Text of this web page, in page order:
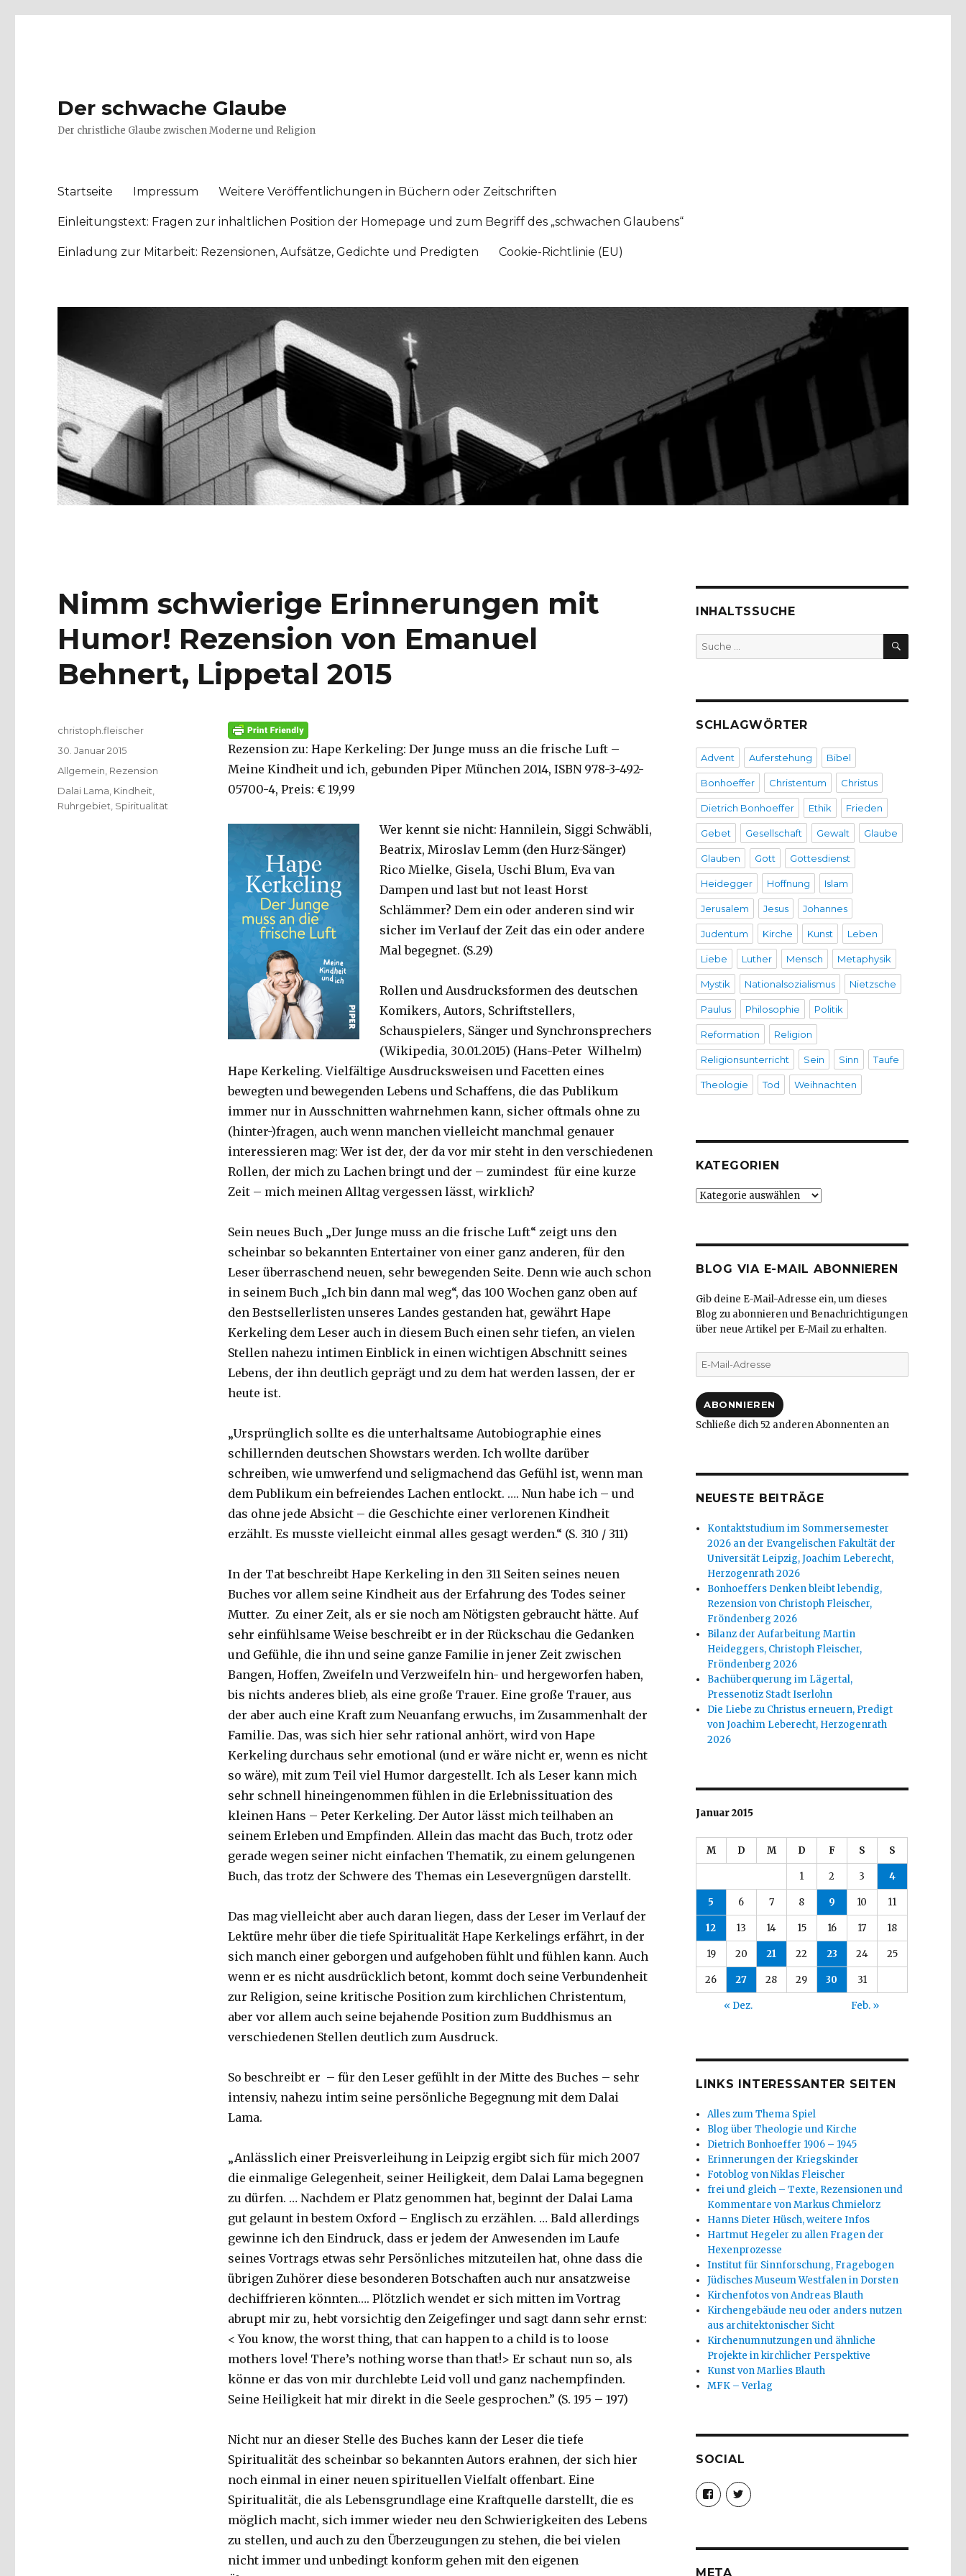
Der schwache Glaube
Der christliche Glaube zwischen Moderne und Religion
Startseite Impressum Weitere Veröffentlichungen in Büchern oder Zeitschriften
Einleitungstext: Fragen zur inhaltlichen Position der Homepage und zum Begriff des „schwachen Glaubens“
Einladung zur Mitarbeit: Rezensionen, Aufsätze, Gedichte und Predigten Cookie-Richtlinie (EU)
Nimm schwierige Erinnerungen mit
Humor! Rezension von Emanuel
Behnert, Lippetal 2015
Rezension zu: Hape Kerkeling: Der Junge muss an die frische Luft –
Meine Kindheit und ich, gebunden Piper München 2014, ISBN 978-3-492-
05700-4, Preis: € 19,99
Wer kennt sie nicht: Hannilein, Siggi Schwäbli,
Beatrix, Miroslav Lemm (den Hurz-Sänger)
Rico Mielke, Gisela, Uschi Blum, Eva van
Dampen und last but not least Horst
Schlämmer? Dem ein oder anderen sind wir
sicher im Verlauf der Zeit das ein oder andere
Mal begegnet. (S.29)
Rollen und Ausdrucksformen des deutschen
Komikers, Autors, Schriftstellers,
Schauspielers, Sänger und Synchronsprechers
(Wikipedia, 30.01.2015) (Hans-Peter Wilhelm)
Hape Kerkeling. Vielfältige Ausdrucksweisen und Facetten eines
bewegten und bewegenden Lebens und Schaffens, die das Publikum
immer nur in Ausschnitten wahrnehmen kann, sicher oftmals ohne zu
(hinter-)fragen, auch wenn manchen vielleicht manchmal genauer
interessieren mag: Wer ist der, der da vor mir steht in den verschiedenen
Rollen, der mich zu Lachen bringt und der – zumindest für eine kurze
Zeit – mich meinen Alltag vergessen lässt, wirklich?
Sein neues Buch „Der Junge muss an die frische Luft“ zeigt uns den
scheinbar so bekannten Entertainer von einer ganz anderen, für den
Leser überraschend neuen, sehr bewegenden Seite. Denn wie auch schon
in seinem Buch „Ich bin dann mal weg“, das 100 Wochen ganz oben auf
den Bestsellerlisten unseres Landes gestanden hat, gewährt Hape
Kerkeling dem Leser auch in diesem Buch einen sehr tiefen, an vielen
Stellen nahezu intimen Einblick in einen wichtigen Abschnitt seines
Lebens, der ihn deutlich geprägt und zu dem hat werden lassen, der er
heute ist.
„Ursprünglich sollte es die unterhaltsame Autobiographie eines
schillernden deutschen Showstars werden. Ich wollte darüber
schreiben, wie umwerfend und seligmachend das Gefühl ist, wenn man
dem Publikum ein befreiendes Lachen entlockt. …. Nun habe ich – und
das ohne jede Absicht – die Geschichte einer verlorenen Kindheit
erzählt. Es musste vielleicht einmal alles gesagt werden.“ (S. 310 / 311)
In der Tat beschreibt Hape Kerkeling in den 311 Seiten seines neuen
Buches vor allem seine Kindheit aus der Erfahrung des Todes seiner
Mutter. Zu einer Zeit, als er sie noch am Nötigsten gebraucht hätte. Auf
sehr einfühlsame Weise beschreibt er in der Rückschau die Gedanken
und Gefühle, die ihn und seine ganze Familie in jener Zeit zwischen
Bangen, Hoffen, Zweifeln und Verzweifeln hin- und hergeworfen haben,
bis nichts anderes blieb, als eine große Trauer. Eine große Trauer, aus
der aber auch eine Kraft zum Neuanfang erwuchs, im Zusammenhalt der
Familie. Das, was sich hier sehr rational anhört, wird von Hape
Kerkeling durchaus sehr emotional (und er wäre nicht er, wenn es nicht
so wäre), mit zum Teil viel Humor dargestellt. Ich als Leser kann mich
sehr schnell hineingenommen fühlen in die Erlebnissituation des
kleinen Hans – Peter Kerkeling. Der Autor lässt mich teilhaben an
seinem Erleben und Empfinden. Allein das macht das Buch, trotz oder
gerade wegen seiner nicht einfachen Thematik, zu einem gelungenen
Buch, das trotz der Schwere des Themas ein Lesevergnügen darstellt.
Das mag vielleicht aber auch daran liegen, dass der Leser im Verlauf der
Lektüre mehr über die tiefe Spiritualität Hape Kerkelings erfährt, in der
sich manch einer geborgen und aufgehoben fühlt und fühlen kann. Auch
wenn er es nicht ausdrücklich betont, kommt doch seine Verbundenheit
zur Religion, seine kritische Position zum kirchlichen Christentum,
aber vor allem auch seine bejahende Position zum Buddhismus an
verschiedenen Stellen deutlich zum Ausdruck.
So beschreibt er – für den Leser gefühlt in der Mitte des Buches – sehr
intensiv, nahezu intim seine persönliche Begegnung mit dem Dalai
Lama.
„Anlässlich einer Preisverleihung in Leipzig ergibt sich für mich 2007
die einmalige Gelegenheit, seiner Heiligkeit, dem Dalai Lama begegnen
zu dürfen. … Nachdem er Platz genommen hat, beginnt der Dalai Lama
gut gelaunt in bestem Oxford – Englisch zu erzählen. … Bald allerdings
gewinne ich den Eindruck, dass er jedem der Anwesenden im Laufe
seines Vortrags etwas sehr Persönliches mitzuteilen hat, ohne dass die
übrigen Zuhörer diese besonderen Botschaften auch nur ansatzweise
dechiffrieren könnten…. Plötzlich wendet er sich mitten im Vortrag
abrupt mir zu, hebt vorsichtig den Zeigefinger und sagt dann sehr ernst:
< You know, the worst thing, that can happen to a child is to loose
mothers love! There’s nothing worse than that!> Er schaut nun so, als
könne er das von mir durchlebte Leid voll und ganz nachempfinden.
Seine Heiligkeit hat mir direkt in die Seele gesprochen.” (S. 195 – 197)
Nicht nur an dieser Stelle des Buches kann der Leser die tiefe
Spiritualität des scheinbar so bekannten Autors erahnen, der sich hier
noch einmal in einer neuen spirituellen Vielfalt offenbart. Eine
Spiritualität, die als Lebensgrundlage eine Kraftquelle darstellt, die es
möglich macht, sich immer wieder neu den Schwierigkeiten des Lebens
zu stellen, und auch zu den Überzeugungen zu stehen, die bei vielen
nicht immer und unbedingt konform gehen mit den eigenen
Autor
christoph.fleischer
Veröffentlicht
am
30. Januar 2015
Kategorien
Allgemein Rezension
Schlagwörter
Dalai Lama Kindheit
Ruhrgebiet Spiritualität
INHALTSSUCHE
Suche
nach:
SUCHEN
SCHLAGWÖRTER
Advent Auferstehung Bibel
Bonhoeffer Christentum Christus
Dietrich Bonhoeffer Ethik Frieden
Gebet Gesellschaft Gewalt Glaube
Glauben Gott Gottesdienst
Heidegger Hoffnung Islam
Jerusalem Jesus Johannes
Judentum Kirche Kunst Leben
Liebe Luther Mensch Metaphysik
Mystik Nationalsozialismus Nietzsche
Paulus Philosophie Politik
Reformation Religion
Religionsunterricht Sein Sinn Taufe
Theologie Tod Weihnachten
KATEGORIEN
Kategorien
BLOG VIA E-MAIL ABONNIEREN
Gib deine E-Mail-Adresse ein, um dieses
Blog zu abonnieren und Benachrichtigungen
über neue Artikel per E-Mail zu erhalten.
E-
Mail-
ABONNIEREN
Schließe dich 52 anderen Abonnenten an
NEUESTE BEITRÄGE
Kontaktstudium im Sommersemester
2026 an der Evangelischen Fakultät der
Universität Leipzig, Joachim Leberecht,
Herzogenrath 2026
Bonhoeffers Denken bleibt lebendig,
Rezension von Christoph Fleischer,
Fröndenberg 2026
Bilanz der Aufarbeitung Martin
Heideggers, Christoph Fleischer,
Fröndenberg 2026
Bachüberquerung im Lägertal,
Pressenotiz Stadt Iserlohn
Die Liebe zu Christus erneuern, Predigt
von Joachim Leberecht, Herzogenrath
2026
Januar 2015
M D M D F S S
1 2 3 4
5 6 7 8 9 10 11
12 13 14 15 16 17 18
19 20 21 22 23 24 25
26 27 28 29 30 31
« Dez. Feb. »
LINKS INTERESSANTER SEITEN
Alles zum Thema Spiel
Blog über Theologie und Kirche
Dietrich Bonhoeffer 1906 – 1945
Erinnerungen der Kriegskinder
Fotoblog von Niklas Fleischer
frei und gleich – Texte, Rezensionen und
Kommentare von Markus Chmielorz
Hanns Dieter Hüsch, weitere Infos
Hartmut Hegeler zu allen Fragen der
Hexenprozesse
Institut für Sinnforschung, Fragebogen
Jüdisches Museum Westfalen in Dorsten
Kirchenfotos von Andreas Blauth
Kirchengebäude neu oder anders nutzen
aus architektonischer Sicht
Kirchenumnutzungen und ähnliche
Projekte in kirchlicher Perspektive
Kunst von Marlies Blauth
MFK – Verlag
SOCIAL
Profil
von
christoph.fleischer1
anzeigen
Profil
von
anzeigen
META